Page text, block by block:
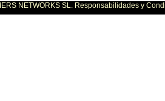
NETWORKS SL. Responsabilidades y